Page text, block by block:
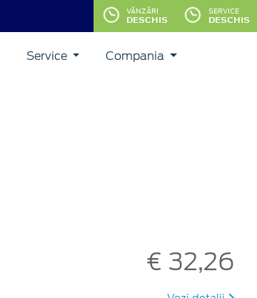
VĂNZĂRI
DESCHIS
SERVICE
DESCHIS
Service Compania
€ 32,26